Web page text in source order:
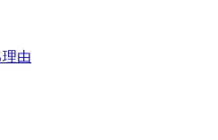
由